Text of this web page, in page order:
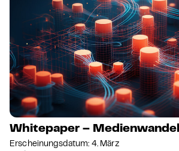
Whitepaper –
Erscheinungsdatum: 4. März